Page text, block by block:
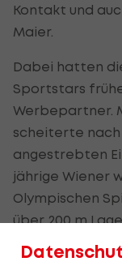
Kontakt und
Maier.
Dabei hatten
Sportstars
Werbepartner.
scheiterte nach
angestrebten
jährige Wiener
Olympischen
über 200 m
Druck mehr